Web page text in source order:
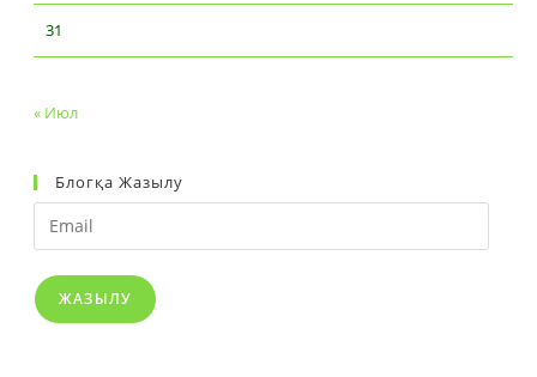
31
« Июл
Блогқа Жазылу
Email
ЖАЗЫЛУ